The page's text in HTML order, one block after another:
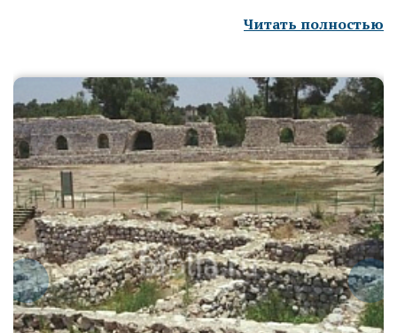
Читать полностью
Афек.
Акрополь. На
переднем
плане - руины
резиденции
египетского
наместника.